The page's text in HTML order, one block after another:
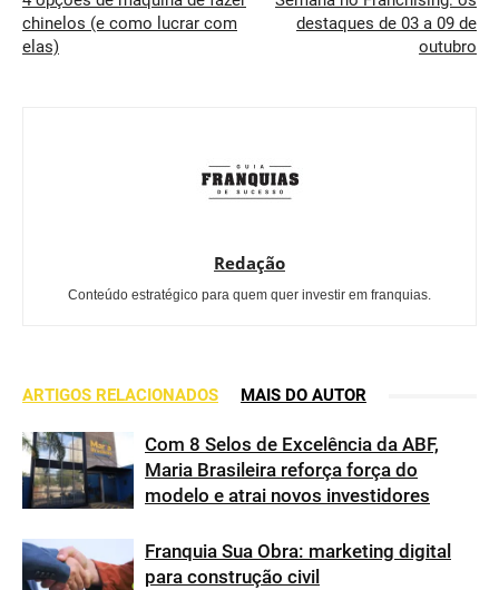
chinelos (e como lucrar com
elas)
destaques de 03 a 09 de
outubro
Redação
Conteúdo estratégico para quem quer investir em franquias.
ARTIGOS RELACIONADOS MAIS DO AUTOR
Com 8 Selos de Excelência da ABF,
Maria Brasileira reforça força do
modelo e atrai novos investidores
Franquia Sua Obra: marketing digital
para construção civil